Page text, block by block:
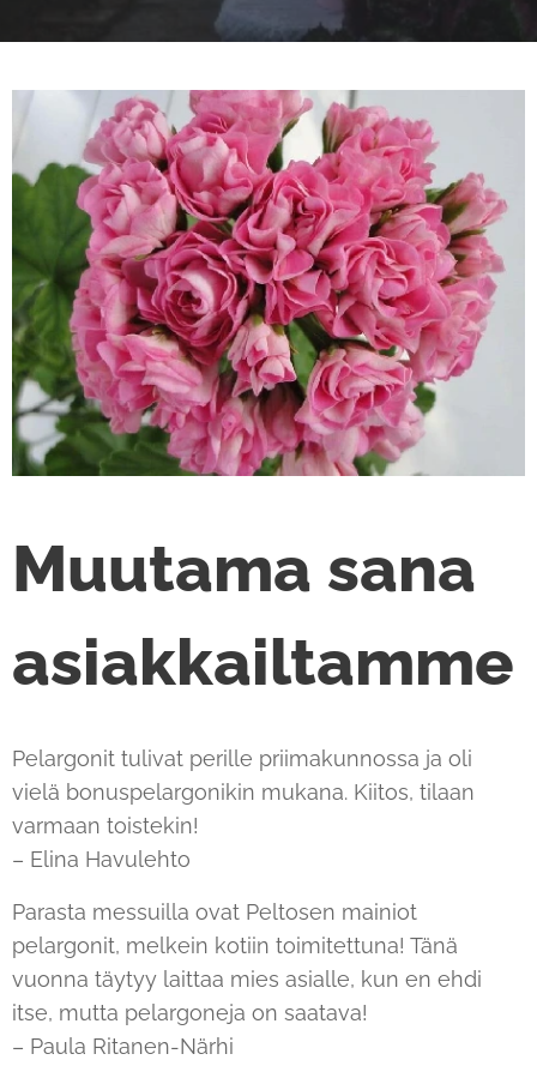
Muutama sana
asiakkailtamme
Pelargonit tulivat perille priimakunnossa ja oli
vielä bonuspelargonikin mukana. Kiitos, tilaan
varmaan toistekin!
– Elina Havulehto
Parasta messuilla ovat Peltosen mainiot
pelargonit, melkein kotiin toimitettuna! Tänä
vuonna täytyy laittaa mies asialle, kun en ehdi
itse, mutta pelargoneja on saatava!
– Paula Ritanen-Närhi